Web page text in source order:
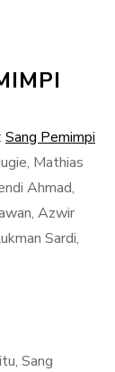
Sang Pemimpi
Mathias
Ahmad,
Azwir
Sardi,
Sang